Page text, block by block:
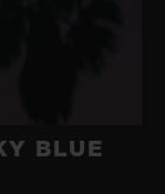
BLUE